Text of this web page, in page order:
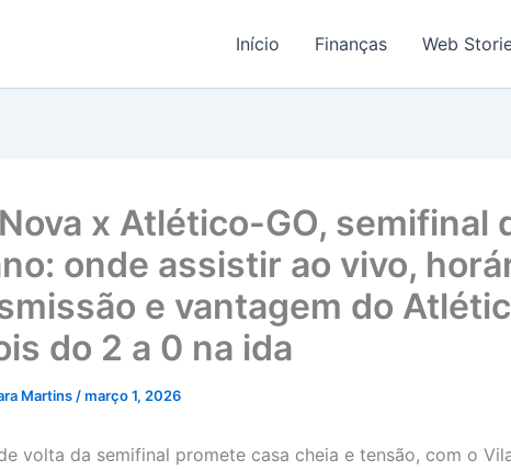
Início Finanças Web
x Atlético-GO, semifinal
onde assistir ao vivo,
e vantagem do
do 2 a 0 na ida
Martins /março 1, 2026
volta da semifinal promete casa cheia e tensão, com o